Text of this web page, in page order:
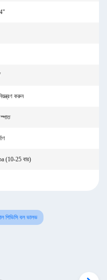
করুন
(10-25 বার)
পিভিসি বল ভালভ